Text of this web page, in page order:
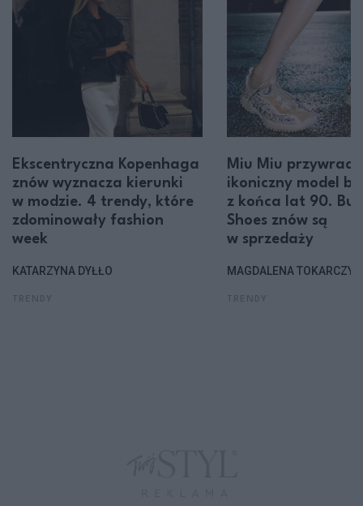
Ekscentryczna Kopenhaga
znów wyznacza kierunki
w modzie. 4 trendy, które
zdominowały fashion
week
KATARZYNA DYŁŁO
Miu Miu przywraca
ikoniczny model
z końca lat 90.
Shoes znów są
w sprzedaży
MAGDALENA TOKARCZYK